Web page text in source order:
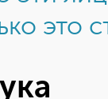
это